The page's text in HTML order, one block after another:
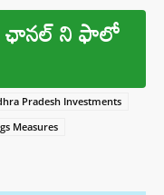
ని ఫాలో
Pradesh Investments
Measures